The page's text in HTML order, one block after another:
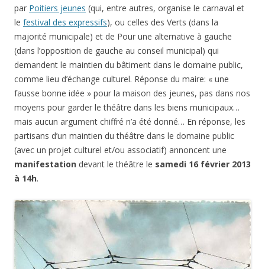
par Poitiers jeunes (qui, entre autres, organise le carnaval et
le festival des expressifs), ou celles des Verts (dans la
majorité municipale) et de Pour une alternative à gauche
(dans l’opposition de gauche au conseil municipal) qui
demandent le maintien du bâtiment dans le domaine public,
comme lieu d’échange culturel. Réponse du maire: « une
fausse bonne idée » pour la maison des jeunes, pas dans nos
moyens pour garder le théâtre dans les biens municipaux…
mais aucun argument chiffré n’a été donné… En réponse, les
partisans d’un maintien du théâtre dans le domaine public
(avec un projet culturel et/ou associatif) annoncent une
manifestation devant le théâtre le samedi 16 février 2013
à 14h.